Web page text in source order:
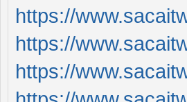
https://
https://
https://